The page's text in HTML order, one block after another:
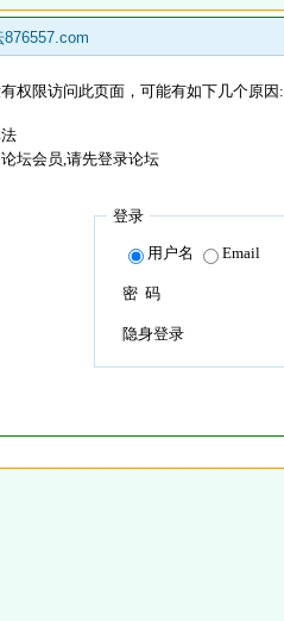
权限访问此页面，可能有如下几个原因:
坛会员,请先登录论坛
登录
用户名 Email
密 码
隐身登录